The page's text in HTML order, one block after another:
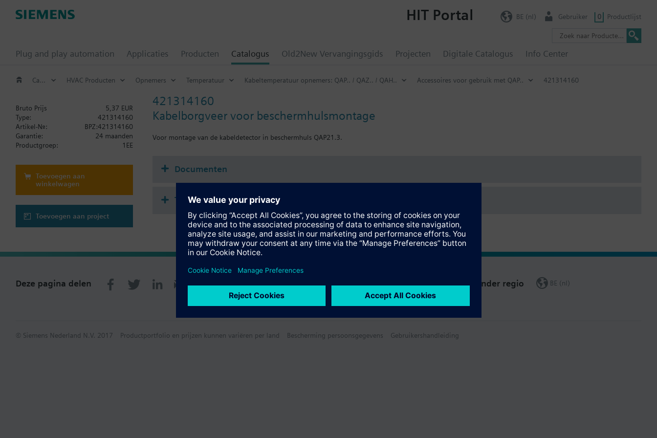
Plug and play automation Applicaties Producten Catalogus Old2New Vervangingsgids Projecten Digitale Catalogus Info Center
HIT Portal BE (nl) Gebruiker 0 Productlijst
Catalogus HVAC Producten Opnemers Temperatuur Kabeltemperatuur opnemers: QAP.. / QAZ.. / QAH.. Accessoires voor gebruik met QAP.. 421314160
421314160
Kabelborgveer voor beschermhulsmontage
Voor montage van de kabeldetector in beschermhuls QAP21.3.
Bruto Prijs
5,37 EUR
Type:
421314160
Artikel-Nr.:
BPZ:421314160
Garantie:
24 maanden
Productgroep:
1EE
Toevoegen aan
winkelwagen
Toevoegen aan project
Documenten
Technische samenvatting
Deze pagina delen Verander regio BE (nl)
© Siemens Nederland N.V. 2017 Productportfolio en prijzen kunnen variëren per land Bescherming persoonsgegevens Gebruikershandleiding